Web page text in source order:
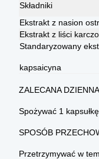
Składniki
Ekstrakt z nasion
Ekstrakt z liści
Standaryzowany
kapsaicyna
ZALECANA
Spożywać 1
SPOSÓB
Przetrzymywać w